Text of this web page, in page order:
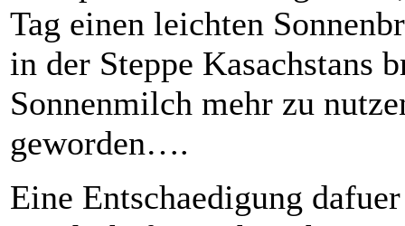
Tag einen leichten
in der Steppe Kasachstans
Sonnenmilch mehr zu
geworden….
Eine Entschaedigung